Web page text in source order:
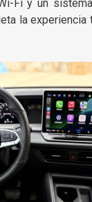
Fi y un
la experiencia